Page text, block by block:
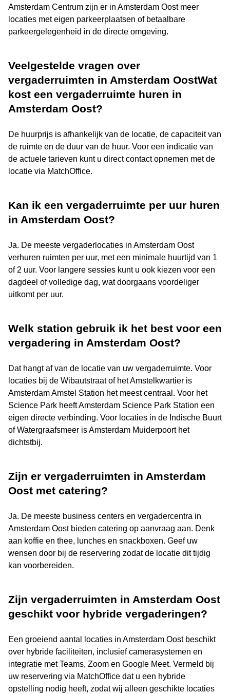
Amsterdam Centrum zijn er in Amsterdam Oost meer
locaties met eigen parkeerplaatsen of betaalbare
parkeergelegenheid in de directe omgeving.
Veelgestelde vragen over
vergaderruimten in Amsterdam OostWat
kost een vergaderruimte huren in
Amsterdam Oost?
De huurprijs is afhankelijk van de locatie, de capaciteit van
de ruimte en de duur van de huur. Voor een indicatie van
de actuele tarieven kunt u direct contact opnemen met de
locatie via MatchOffice.
Kan ik een vergaderruimte per uur huren
in Amsterdam Oost?
Ja. De meeste vergaderlocaties in Amsterdam Oost
verhuren ruimten per uur, met een minimale huurtijd van 1
of 2 uur. Voor langere sessies kunt u ook kiezen voor een
dagdeel of volledige dag, wat doorgaans voordeliger
uitkomt per uur.
Welk station gebruik ik het best voor een
vergadering in Amsterdam Oost?
Dat hangt af van de locatie van uw vergaderruimte. Voor
locaties bij de Wibautstraat of het Amstelkwartier is
Amsterdam Amstel Station het meest centraal. Voor het
Science Park heeft Amsterdam Science Park Station een
eigen directe verbinding. Voor locaties in de Indische Buurt
of Watergraafsmeer is Amsterdam Muiderpoort het
dichtstbij.
Zijn er vergaderruimten in Amsterdam
Oost met catering?
Ja. De meeste business centers en vergadercentra in
Amsterdam Oost bieden catering op aanvraag aan. Denk
aan koffie en thee, lunches en snackboxen. Geef uw
wensen door bij de reservering zodat de locatie dit tijdig
kan voorbereiden.
Zijn vergaderruimten in Amsterdam Oost
geschikt voor hybride vergaderingen?
Een groeiend aantal locaties in Amsterdam Oost beschikt
over hybride faciliteiten, inclusief camerasystemen en
integratie met Teams, Zoom en Google Meet. Vermeld bij
uw reservering via MatchOffice dat u een hybride
opstelling nodig heeft, zodat wij alleen geschikte locaties